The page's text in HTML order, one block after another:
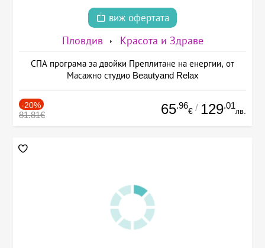
виж офертата
Пловдив Красота и Здраве
СПА програма за двойки Преплитане на енергии, от
Масажно студио Beautyand Relax
-20%
81.81€ 65.96
€ / 129.01
лв.